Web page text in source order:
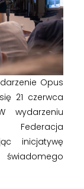
Opus
21 czerwca
wydarzeniu
Federacja
inicjatywę